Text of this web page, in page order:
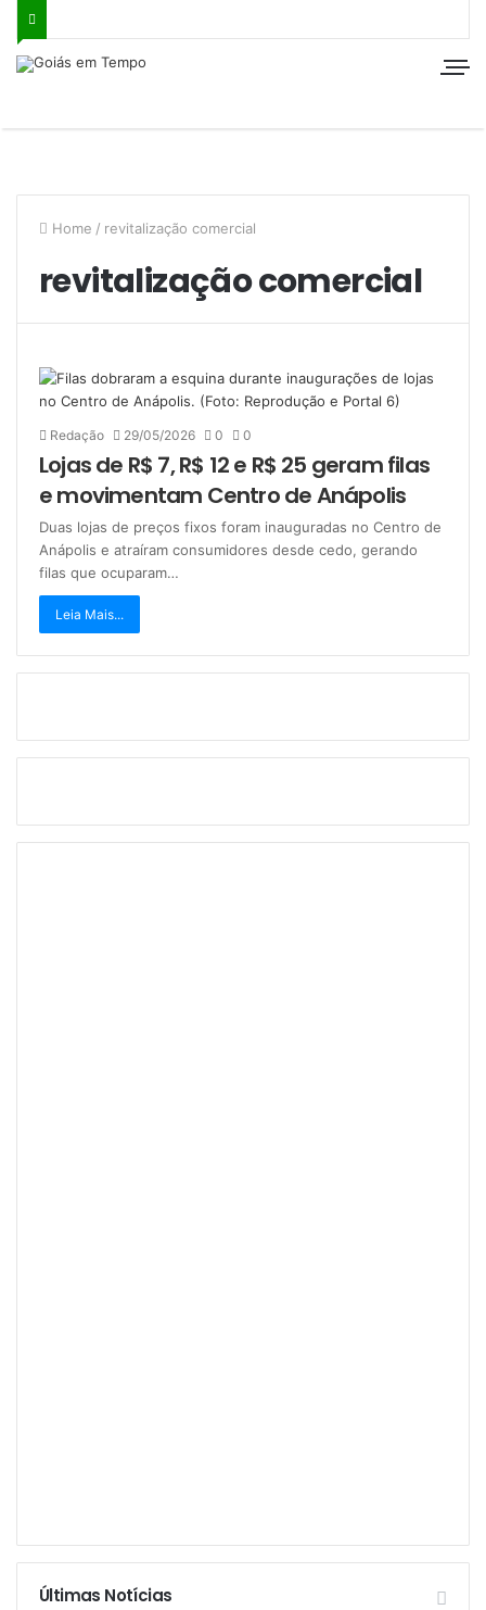
Home / revitalização comercial
revitalização comercial
Redação 29/05/2026 0 0
Lojas de R$ 7, R$ 12 e R$ 25 geram filas
e movimentam Centro de Anápolis
Duas lojas de preços fixos foram inauguradas no Centro de
Anápolis e atraíram consumidores desde cedo, gerando
filas que ocuparam…
Leia Mais...
Últimas Notícias